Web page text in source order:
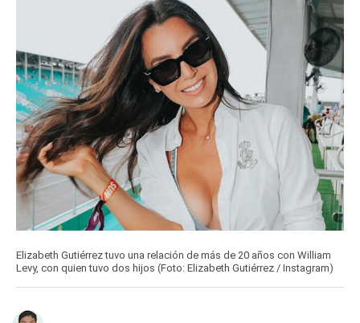
Elizabeth Gutiérrez tuvo una relación de más de 20 años con William
Levy, con quien tuvo dos hijos (Foto: Elizabeth Gutiérrez / Instagram)